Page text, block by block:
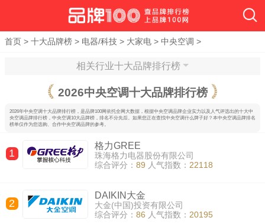
首页 > 十大品牌榜 > 电器/科技 > 大家电 > 中央空调 >
相关行业十大品牌排行榜
2026中央空调十大品牌排行榜
2026年中央空调十大品牌排行榜，是品牌100网依托全网大数据，根据中央空调品牌企业实力以及人气评选出的十大中
央空调品牌排行榜，中央空调10大品牌榜，排名不分先后。如果您正在查找中央空调什么牌子好？本中央空调品牌排名
榜单仅作为您选购、合作中央空调品牌的参考。
1
格力GREE
珠海格力电器股份有限公司
综合评分： 89 人气指数： 22118
2
DAIKIN大金
大金(中国)投资有限公司
综合评分： 86 人气指数： 20195